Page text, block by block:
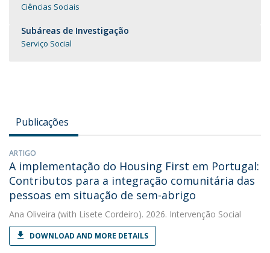
Ciências Sociais
Subáreas de Investigação
Serviço Social
Publicações
ARTIGO
A implementação do Housing First em Portugal:
Contributos para a integração comunitária das
pessoas em situação de sem-abrigo
Ana Oliveira (with Lisete Cordeiro). 2026. Intervenção Social
DOWNLOAD AND MORE DETAILS